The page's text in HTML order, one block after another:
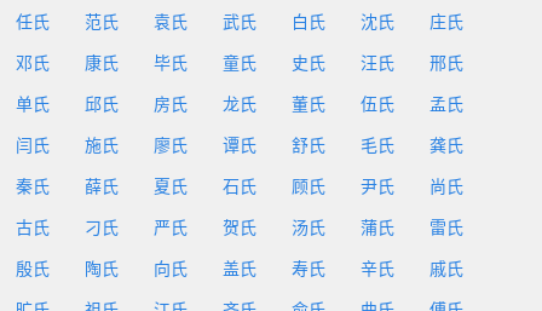
任氏 范氏 袁氏 武氏 白氏 沈氏 庄氏
邓氏 康氏 毕氏 童氏 史氏 汪氏 邢氏
单氏 邱氏 房氏 龙氏 董氏 伍氏 孟氏
闫氏 施氏 廖氏 谭氏 舒氏 毛氏 龚氏
秦氏 薛氏 夏氏 石氏 顾氏 尹氏 尚氏
古氏 刁氏 严氏 贺氏 汤氏 蒲氏 雷氏
殷氏 陶氏 向氏 盖氏 寿氏 辛氏 戚氏